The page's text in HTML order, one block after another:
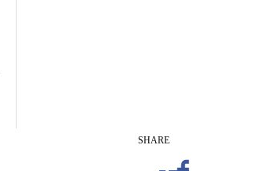
SHARE